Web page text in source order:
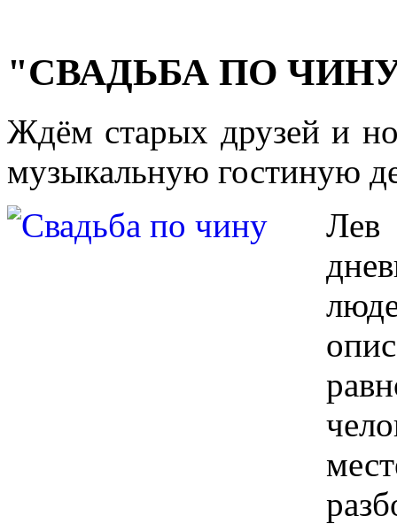
"СВАДЬБА ПО
Ждём старых друзей и
музыкальную гостиную